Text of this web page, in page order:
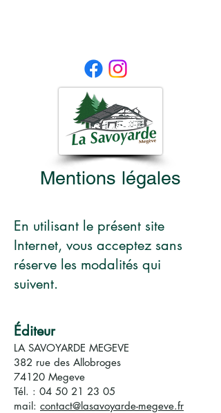
Mentions légales
En utilisant le présent site
Internet, vous acceptez sans
réserve les modalités qui
suivent.
Éditeur
LA SAVOYARDE MEGEVE
382 rue des Allobroges
74120 Megeve
Tél. : 04 50 21 23 05
mail: contact@lasavoyarde-megeve.fr